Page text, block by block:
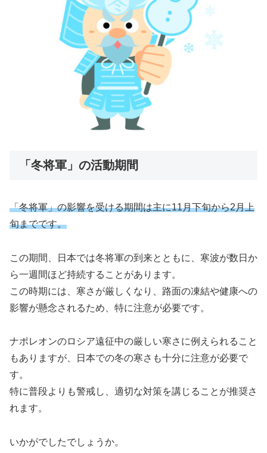
「冬将軍」の活動期間
「冬将軍」の影響を受ける期間は主に11月下旬から2月上
旬までです。
この期間、日本では冬将軍の到来とともに、寒波が数日か
ら一週間ほど持続することがあります。
この時期には、寒さが厳しくなり、路面の凍結や健康への
影響が懸念されるため、特に注意が必要です。
ナポレオンのロシア遠征中の厳しい寒さに例えられること
もありますが、日本での冬の寒さも十分に注意が必要で
す。
特に普段よりも警戒し、適切な対策を講じることが推奨さ
れます。
いかがでしたでしょうか。